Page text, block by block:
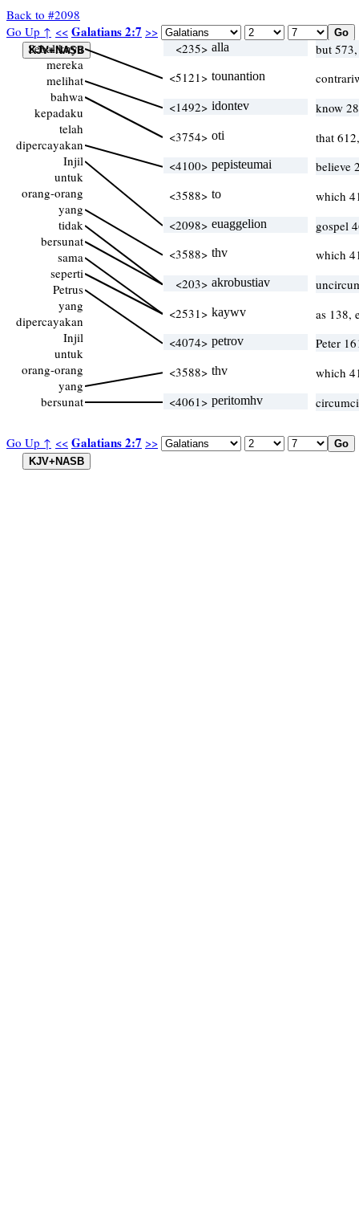
Back to #2098
Go Up ↑ << Galatians 2:7 >>
Go Up ↑ << Galatians 2:7 >>
Sebaliknya
mereka
melihat
bahwa
kepadaku
telah
dipercayakan
Injil
untuk
orang-orang
yang
tidak
bersunat
sama
seperti
Petrus
yang
dipercayakan
Injil
untuk
orang-orang
yang
bersunat
<235> alla
but
<5121> tounantion
<1492> idontev
know
<3754> oti
that
<4100> pepisteumai
believe
<3588> to
which
<2098> euaggelion
gospel
<3588> thv
which
<203> akrobustiav
<2531> kaywv
as 138,
<4074> petrov
Peter
<3588> thv
which
<4061> peritomhv